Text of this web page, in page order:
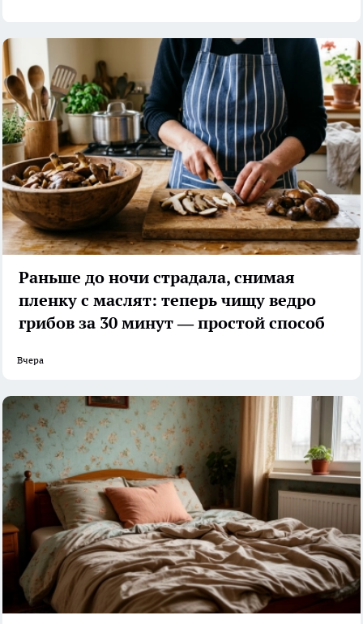
Раньше до ночи страдала, снимая
пленку с маслят: теперь чищу ведро
грибов за 30 минут — простой способ
Вчера